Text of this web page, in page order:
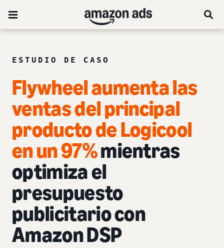
ESTUDIO DE CASO
Flywheel aumenta las
ventas del principal
producto de Logicool
en un 97%mientras
optimiza el
presupuesto
publicitario con
Amazon DSP